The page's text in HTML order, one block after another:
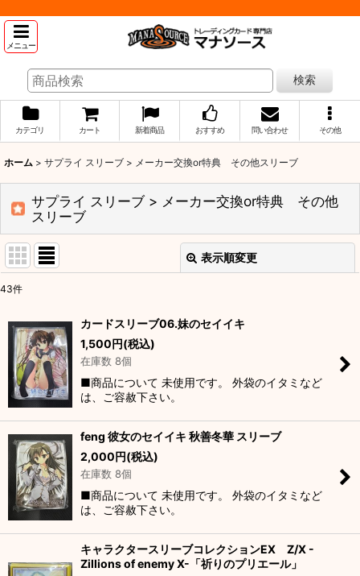
メニュー
検索
カテゴリ カート 新着商品 おすすめ 問い合わせ その他
ホーム > サプライ スリーブ > メーカー交換or特典 その他スリーブ
サプライ スリーブ > メーカー交換or特典 その他
スリーブ
表示順変更
並び順:
絞り込む
43件
カードスリーブ06.妹のセイイキ
1,500円(税込)
在庫数 8個
■商品について 未使用です。 外袋のイタミなど
は、ご容赦下さい。
feng 彼女のセイイキ 秋善冬華 スリーブ
2,000円(税込)
在庫数 8個
■商品について 未使用です。 外袋のイタミなど
は、ご容赦下さい。
キャラクタースリーブコレクションEX Z/X -
Zillions of enemy X-「祈りのプリエール」